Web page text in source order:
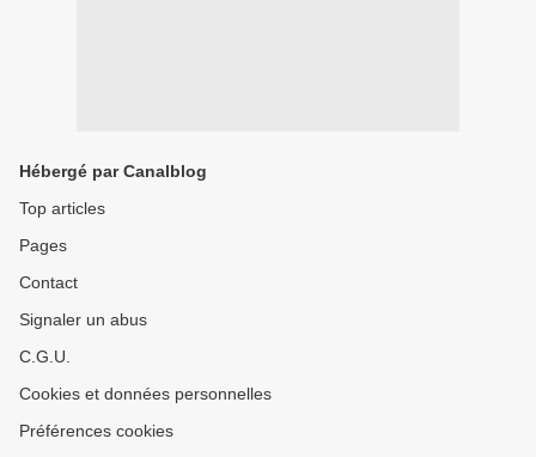
Hébergé par Canalblog
Top articles
Pages
Contact
Signaler un abus
C.G.U.
Cookies et données personnelles
Préférences cookies